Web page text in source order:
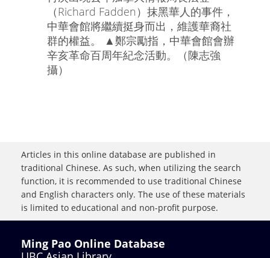
（Richard Fadden）抹黑華人的事件，
中華會館將繼續挺身而出，維護華裔社
群的權益。 ▲鄭宗勵指，中華會館會辦
辛亥革命百周年紀念活動。（陳志強
攝）
Articles in this online database are published in
traditional Chinese. As such, when utilizing the search
function, it is recommended to use traditional Chinese
and English characters only. The use of these materials
is limited to educational and non-profit purpose.
Ming Pao Online Database